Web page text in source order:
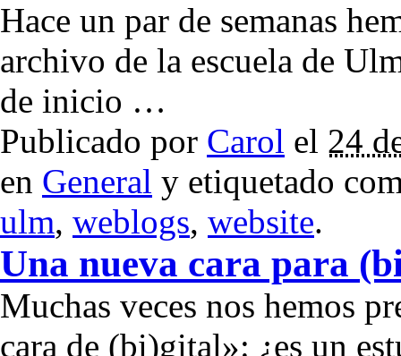
Hace un par de semanas
archivo de la escuela de
de inicio …
Publicado por Carol el 24
en General y etiquetado
ulm, weblogs, website.
Una nueva cara para
Muchas veces nos hemos
cara de (bi)gital»: ¿es un